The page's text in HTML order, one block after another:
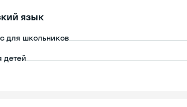
язык
для школьников
детей